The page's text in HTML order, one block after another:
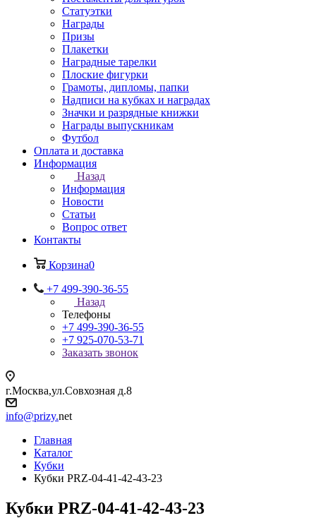
Статуэтки
Награды
Призы
Плакетки
Наградные тарелки
Плоские фигурки
Грамоты, дипломы, папки
Надписи на кубках и наградах
Значки и разрядные книжки
Награды выпускникам
Футбол
Оплата и доставка
Информация
Назад
Информация
Новости
Статьи
Вопрос ответ
Контакты
Корзина0
+7 499-390-36-55
Назад
Телефоны
+7 499-390-36-55
+7 925-070-53-71
Заказать звонок
г.Москва,ул.Совхозная д.8
info@prizy.net
Главная
Каталог
Кубки
Кубки PRZ-04-41-42-43-23
Кубки PRZ-04-41-42-43-23